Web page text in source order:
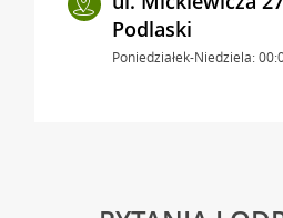
Podlaski
Poniedziałek-Niedziela: